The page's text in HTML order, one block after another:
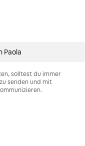
Paola
solltest du immer
senden und mit